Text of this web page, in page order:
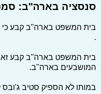
סנסציה בארה"ב:
בית המשפט בארה"ב קבע כי
.
בית המשפט בארה"ב קבע
המושבעים בארה"ב.
במותו לא הספיק סטיב ג'ובס